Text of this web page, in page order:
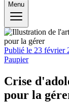
Menu
Publié le 23 février
Paupier
Crise
pour la